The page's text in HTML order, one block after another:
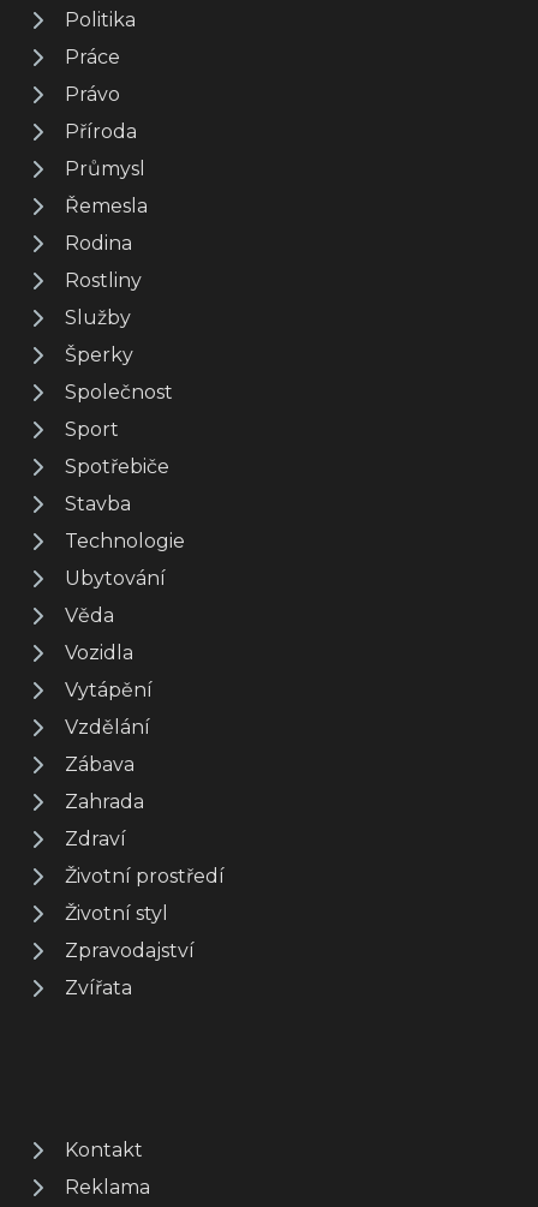
Politika
Práce
Právo
Příroda
Průmysl
Řemesla
Rodina
Rostliny
Služby
Šperky
Společnost
Sport
Spotřebiče
Stavba
Technologie
Ubytování
Věda
Vozidla
Vytápění
Vzdělání
Zábava
Zahrada
Zdraví
Životní prostředí
Životní styl
Zpravodajství
Zvířata
Kontakt
Reklama